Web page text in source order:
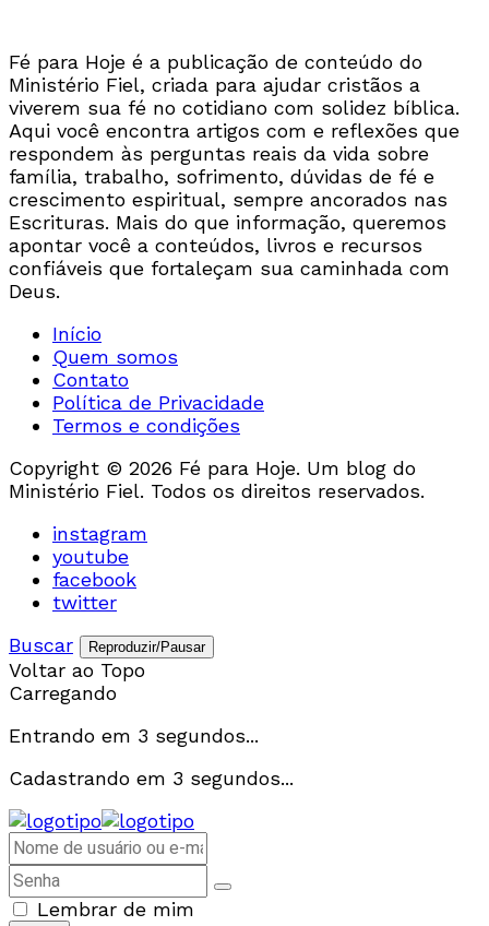
Fé para Hoje é a publicação de conteúdo do
Ministério Fiel, criada para ajudar cristãos a
viverem sua fé no cotidiano com solidez bíblica.
Aqui você encontra artigos com e reflexões que
respondem às perguntas reais da vida sobre
família, trabalho, sofrimento, dúvidas de fé e
crescimento espiritual, sempre ancorados nas
Escrituras. Mais do que informação, queremos
apontar você a conteúdos, livros e recursos
confiáveis que fortaleçam sua caminhada com
Deus.
Início
Quem somos
Contato
Política de Privacidade
Termos e condições
Copyright © 2026 Fé para Hoje. Um blog do
Ministério Fiel. Todos os direitos reservados.
instagram
youtube
facebook
twitter
Buscar
Reproduzir/Pausar
Voltar ao Topo
Carregando
Entrando em 3 segundos...
Cadastrando em 3 segundos...
Lembrar de mim